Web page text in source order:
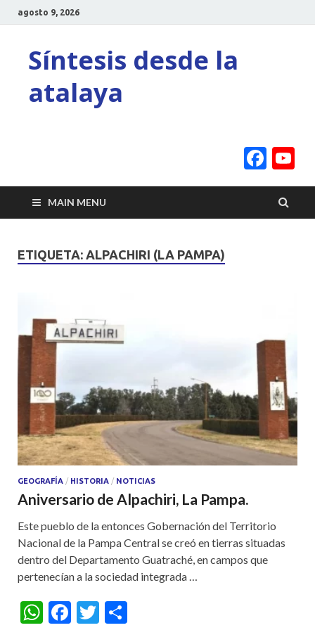
agosto 9, 2026
Síntesis desde la
atalaya
MAIN MENU
ETIQUETA: ALPACHIRI (LA PAMPA)
GEOGRAFÍA / HISTORIA / NOTICIAS
Aniversario de Alpachiri, La Pampa.
Este pueblo de la entonces Gobernación del Territorio
Nacional de la Pampa Central se creó en tierras situadas
dentro del Departamento Guatraché, en campos que
pertenecían a la sociedad integrada …
W F
T